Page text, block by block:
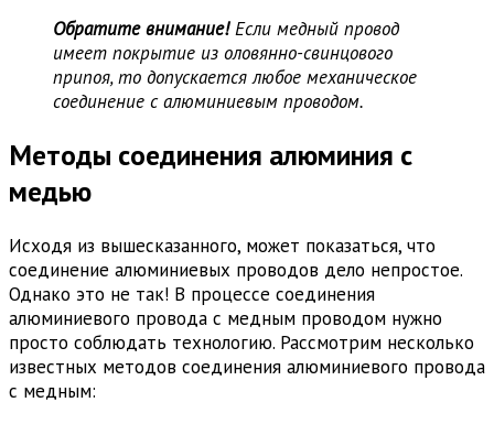
Обратите внимание!Если медный провод
имеет покрытие из оловянно-свинцового
припоя, то допускается любое механическое
соединение с алюминиевым проводом.
Методы соединения алюминия с
медью
Исходя из вышесказанного, может показаться, что
соединение алюминиевых проводов дело непростое.
Однако это не так! В процессе соединения
алюминиевого провода с медным проводом нужно
просто соблюдать технологию. Рассмотрим несколько
известных методов соединения алюминиевого провода
с медным: